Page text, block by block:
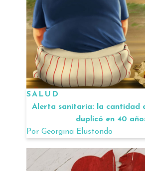
SALUD
Alerta sanitaria: la cantidad
duplicó en 40
Por Georgina Elustondo